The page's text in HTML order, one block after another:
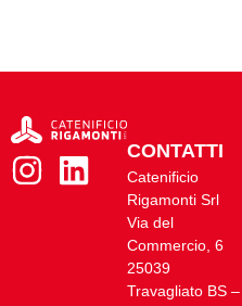
CONTATTI
Catenificio
Rigamonti Srl
Via del
Commercio, 6
25039
Travagliato BS –